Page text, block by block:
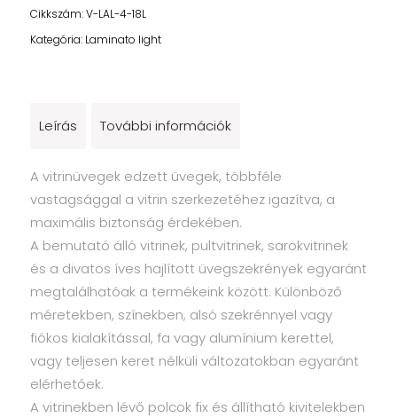
Cikkszám:V-LAL-4-18L
Kategória: Laminato light
Leírás További információk
A vitrinüvegek edzett üvegek, többféle
vastagsággal a vitrin szerkezetéhez igazítva, a
maximális biztonság érdekében.
A bemutató álló vitrinek, pultvitrinek, sarokvitrinek
és a divatos íves hajlított üvegszekrények egyaránt
megtalálhatóak a termékeink között. Különböző
méretekben, színekben, alsó szekrénnyel vagy
fiókos kialakítással, fa vagy alumínium kerettel,
vagy teljesen keret nélküli változatokban egyaránt
elérhetőek.
A vitrinekben lévő polcok fix és állítható kivitelekben